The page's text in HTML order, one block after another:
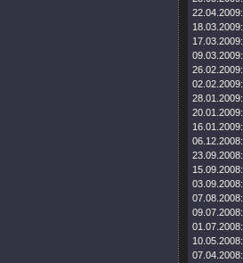
22.04.2009:
18.03.2009:
17.03.2009:
09.03.2009:
26.02.2009:
02.02.2009:
28.01.2009:
20.01.2009:
16.01.2009:
06.12.2008:
23.09.2008:
15.09.2008:
03.09.2008:
07.08.2008:
09.07.2008:
01.07.2008:
10.05.2008:
07.04.2008: